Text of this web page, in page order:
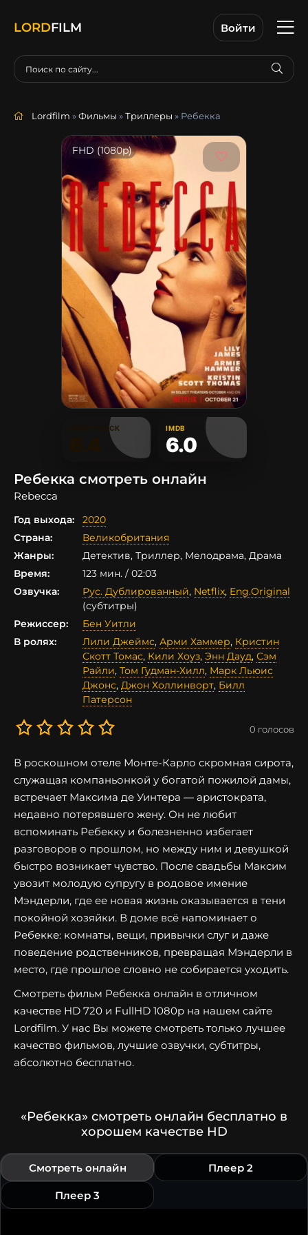
LORDFILM Войти
Lordfilm »Фильмы »Триллеры » Ребекка
FHD (1080p)
КИНОПОИСК IMDB
6.0
Ребекка смотреть онлайн
Rebecca
Год выхода:
2020
Страна:
Великобритания
Жанры:
Детектив, Триллер, Мелодрама, Драма
Время:
123 мин. / 02:03
Озвучка:
Рус. Дублированный, Netflix, Eng.Original
(субтитры)
Режиссер:
Бен Уитли
В ролях:
Лили Джеймс, Арми Хаммер, Кристин
Скотт Томас, Кили Хоуз, Энн Дауд, Сэм
Райли, Том Гудман-Хилл, Марк Льюис
Джонс, Джон Холлинворт, Билл
Патерсон
0 голосов
В роскошном отеле Монте-Карло скромная сирота,
служащая компаньонкой у богатой пожилой дамы,
встречает Максима де Уинтера — аристократа,
недавно потерявшего жену. Он не любит
вспоминать Ребекку и болезненно избегает
разговоров о прошлом, но между ним и девушкой
быстро возникает чувство. После свадьбы Максим
увозит молодую супругу в родовое имение
Мэндерли, где ее новая жизнь оказывается в тени
покойной хозяйки. В доме всё напоминает о
Ребекке: комнаты, вещи, привычки слуг и даже
поведение родственников, превращая Мэндерли в
место, где прошлое словно не собирается уходить.
Смотреть фильм Ребекка онлайн в отличном
качестве HD 720 и FullHD 1080p на нашем сайте
Lordfilm. У нас Вы можете смотреть только лучшее
качество фильмов, лучшие озвучки, субтитры,
абсолютно бесплатно.
«Ребекка» смотреть онлайн бесплатно в
хорошем качестве HD
Смотреть онлайн Плеер 2
Плеер 3